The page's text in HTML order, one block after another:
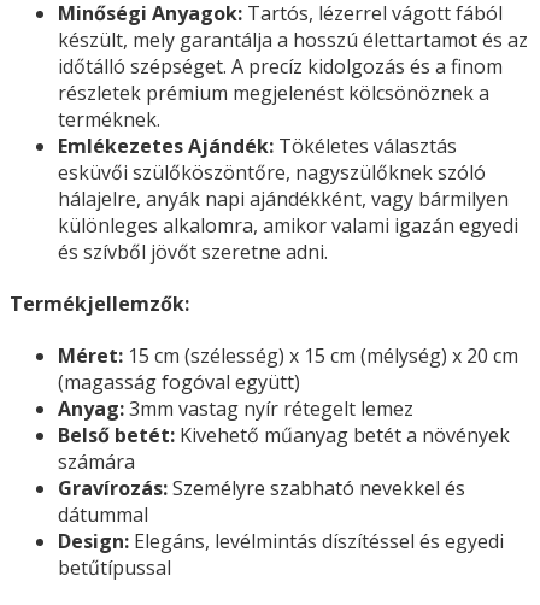
Minőségi Anyagok: Tartós, lézerrel vágott fából
készült, mely garantálja a hosszú élettartamot és az
időtálló szépséget. A precíz kidolgozás és a finom
részletek prémium megjelenést kölcsönöznek a
terméknek.
Emlékezetes Ajándék: Tökéletes választás
esküvői szülőköszöntőre, nagyszülőknek szóló
hálajelre, anyák napi ajándékként, vagy bármilyen
különleges alkalomra, amikor valami igazán egyedi
és szívből jövőt szeretne adni.
Termékjellemzők:
Méret: 15 cm (szélesség) x 15 cm (mélység) x 20 cm
(magasság fogóval együtt)
Anyag:3mm vastag nyír rétegelt lemez
Belső betét: Kivehető műanyag betét a növények
számára
Gravírozás:Személyre szabható nevekkel és
dátummal
Design: Elegáns, levélmintás díszítéssel és egyedi
betűtípussal